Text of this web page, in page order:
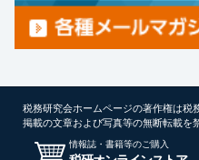
税務研究会ホームページの著作権は税
掲載の文章および写真等の無断転載を
情報誌・書籍等のご購入